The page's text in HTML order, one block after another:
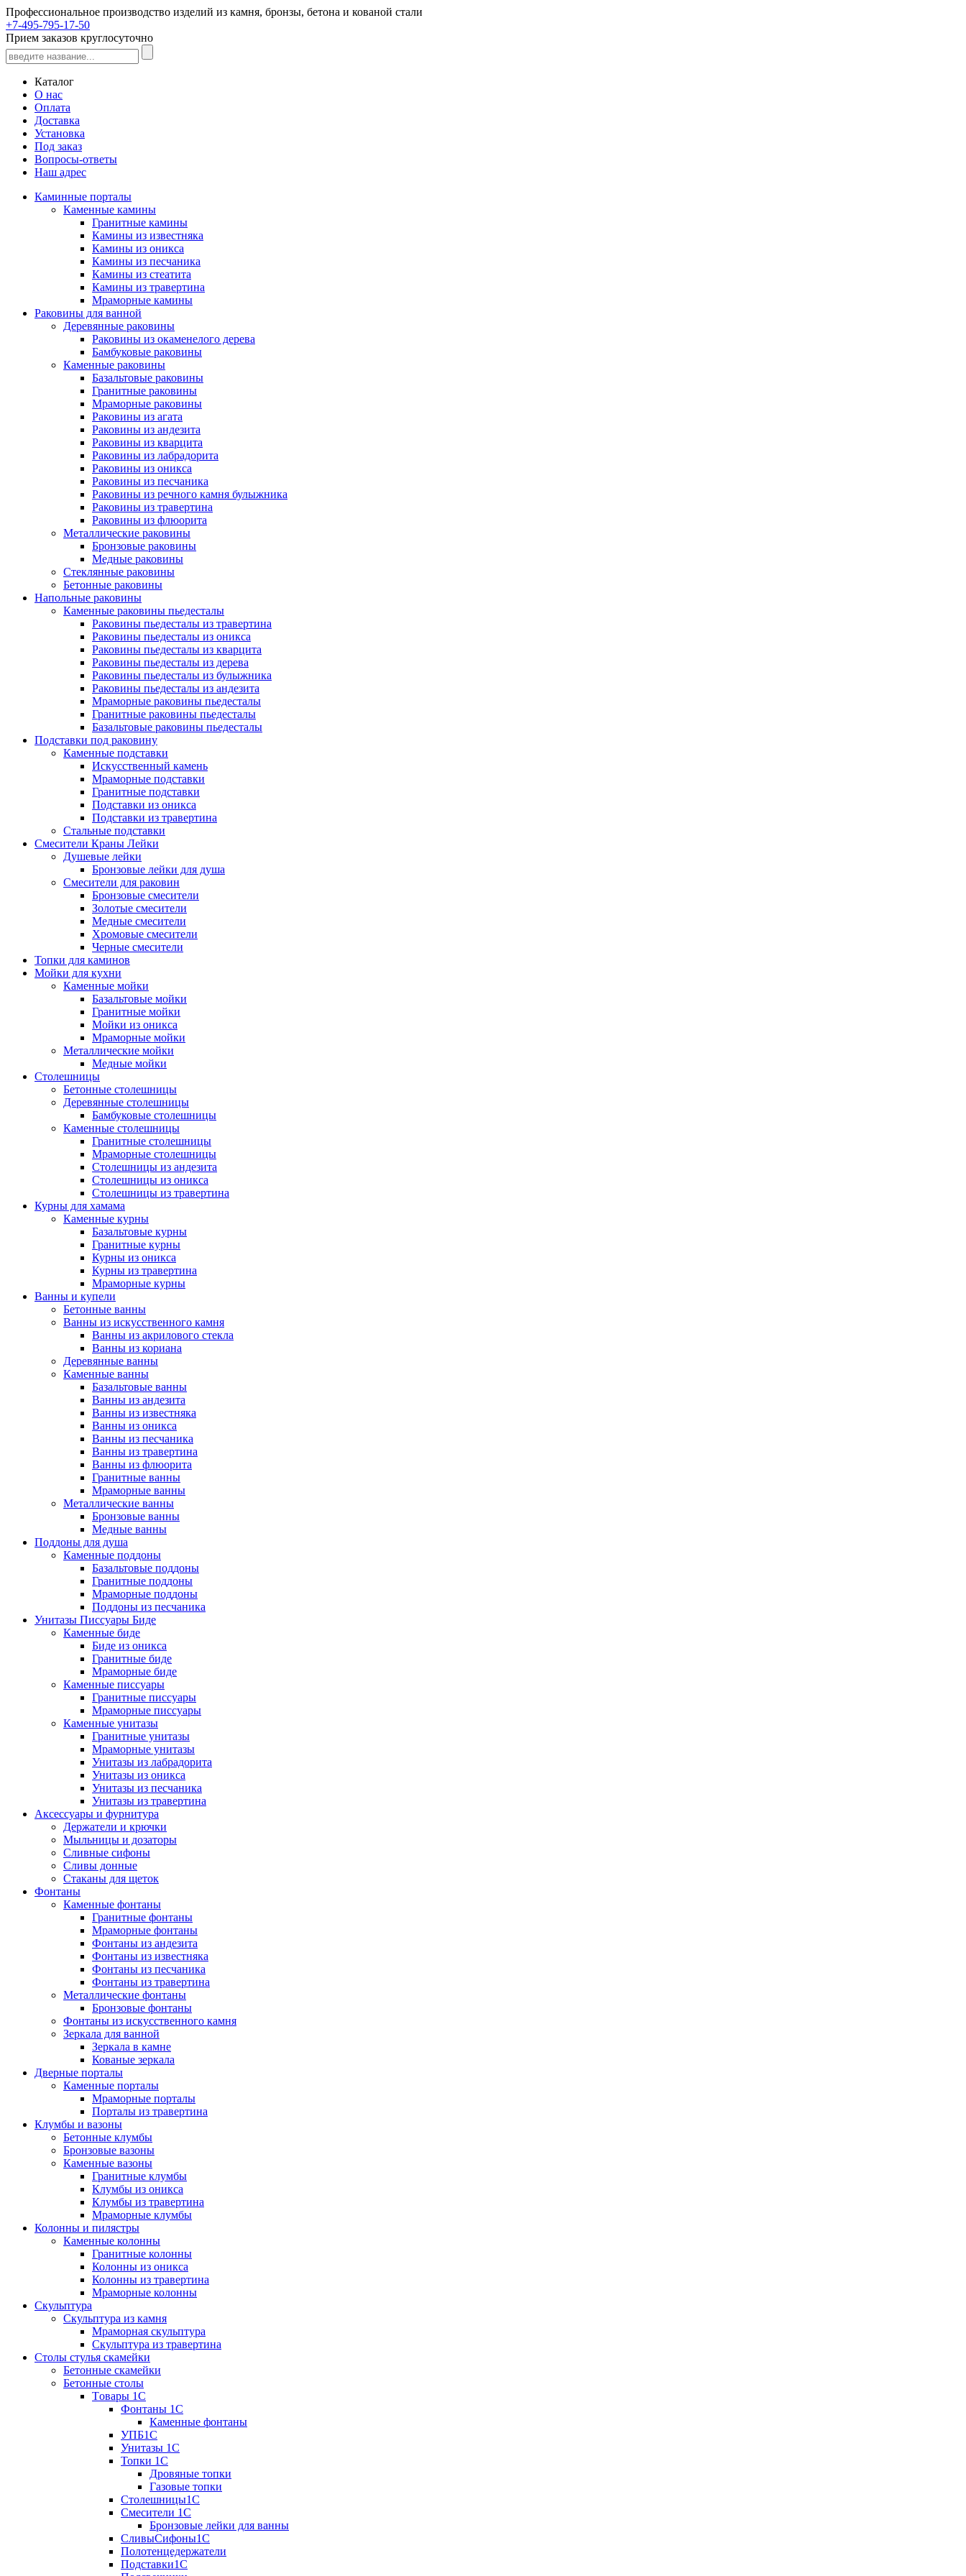
Профессиональное производство изделий из камня, бронзы, бетона и кованой стали
+7-495-795-17-50
Прием заказов круглосуточно
Каталог
О нас
Оплата
Доставка
Установка
Под заказ
Вопросы-ответы
Наш адрес
Каминные порталы
Каменные камины
Гранитные камины
Камины из известняка
Камины из оникса
Камины из песчаника
Камины из стеатита
Камины из травертина
Мраморные камины
Раковины для ванной
Деревянные раковины
Раковины из окаменелого дерева
Бамбуковые раковины
Каменные раковины
Базальтовые раковины
Гранитные раковины
Мраморные раковины
Раковины из агата
Раковины из андезита
Раковины из кварцита
Раковины из лабрадорита
Раковины из оникса
Раковины из песчаника
Раковины из речного камня булыжника
Раковины из травертина
Раковины из флюорита
Металлические раковины
Бронзовые раковины
Медные раковины
Стеклянные раковины
Бетонные раковины
Напольные раковины
Каменные раковины пьедесталы
Раковины пьедесталы из травертина
Раковины пьедесталы из оникса
Раковины пьедесталы из кварцита
Раковины пьедесталы из дерева
Раковины пьедесталы из булыжника
Раковины пьедесталы из андезита
Мраморные раковины пьедесталы
Гранитные раковины пьедесталы
Базальтовые раковины пьедесталы
Подставки под раковину
Каменные подставки
Искусственный камень
Мраморные подставки
Гранитные подставки
Подставки из оникса
Подставки из травертина
Стальные подставки
Смесители Краны Лейки
Душевые лейки
Бронзовые лейки для душа
Смесители для раковин
Бронзовые смесители
Золотые смесители
Медные смесители
Хромовые смесители
Черные смесители
Топки для каминов
Мойки для кухни
Каменные мойки
Базальтовые мойки
Гранитные мойки
Мойки из оникса
Мраморные мойки
Металлические мойки
Медные мойки
Столешницы
Бетонные столешницы
Деревянные столешницы
Бамбуковые столешницы
Каменные столешницы
Гранитные столешницы
Мраморные столешницы
Столешницы из андезита
Столешницы из оникса
Столешницы из травертина
Курны для хамама
Каменные курны
Базальтовые курны
Гранитные курны
Курны из оникса
Курны из травертина
Мраморные курны
Ванны и купели
Бетонные ванны
Ванны из искусственного камня
Ванны из акрилового стекла
Ванны из кориана
Деревянные ванны
Каменные ванны
Базальтовые ванны
Ванны из андезита
Ванны из известняка
Ванны из оникса
Ванны из песчаника
Ванны из травертина
Ванны из флюорита
Гранитные ванны
Мраморные ванны
Металлические ванны
Бронзовые ванны
Медные ванны
Поддоны для душа
Каменные поддоны
Базальтовые поддоны
Гранитные поддоны
Мраморные поддоны
Поддоны из песчаника
Унитазы Писсуары Биде
Каменные биде
Биде из оникса
Гранитные биде
Мраморные биде
Каменные писсуары
Гранитные писсуары
Мраморные писсуары
Каменные унитазы
Гранитные унитазы
Мраморные унитазы
Унитазы из лабрадорита
Унитазы из оникса
Унитазы из песчаника
Унитазы из травертина
Аксессуары и фурнитура
Держатели и крючки
Мыльницы и дозаторы
Сливные сифоны
Сливы донные
Стаканы для щеток
Фонтаны
Каменные фонтаны
Гранитные фонтаны
Мраморные фонтаны
Фонтаны из андезита
Фонтаны из известняка
Фонтаны из песчаника
Фонтаны из травертина
Металлические фонтаны
Бронзовые фонтаны
Фонтаны из искусственного камня
Зеркала для ванной
Зеркала в камне
Кованые зеркала
Дверные порталы
Каменные порталы
Мраморные порталы
Порталы из травертина
Клумбы и вазоны
Бетонные клумбы
Бронзовые вазоны
Каменные вазоны
Гранитные клумбы
Клумбы из оникса
Клумбы из травертина
Мраморные клумбы
Колонны и пилястры
Каменные колонны
Гранитные колонны
Колонны из оникса
Колонны из травертина
Мраморные колонны
Скульптура
Скульптура из камня
Мраморная скульптура
Скульптура из травертина
Столы стулья скамейки
Бетонные скамейки
Бетонные столы
Tовары 1C
Фонтаны 1C
Каменные фонтаны
УПБ1С
Унитазы 1С
Топки 1С
Дровяные топки
Газовые топки
Столешницы1С
Смесители 1С
Бронзовые лейки для ванны
СливыСифоны1С
Полотенцедержатели
Подставки1С